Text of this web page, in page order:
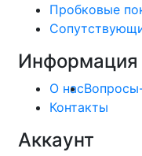
Пробковые
Информация
О нас
Контакты
Аккаунт